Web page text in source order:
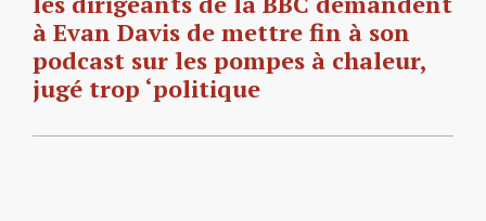
à Evan Davis de mettre fin à son
podcast sur les pompes à chaleur,
jugé trop ‘politique